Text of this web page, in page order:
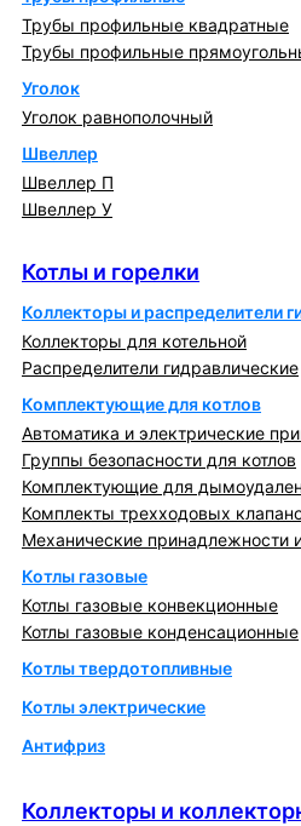
Трубы профильные квадратные
Трубы профильные
Уголок
Уголок равнополочный
Швеллер
Швеллер П
Швеллер У
Котлы и горелки
Коллекторы и распределители
Коллекторы для котельной
Распределители гидравлические
Комплектующие для котлов
Автоматика и электрические
Группы безопасности для котлов
Комплектующие для
Комплекты трехходовых
Механические принадлежности
Котлы газовые
Котлы газовые конвекционные
Котлы газовые конденсационные
Котлы твердотопливные
Котлы электрические
Антифриз
Коллекторы и